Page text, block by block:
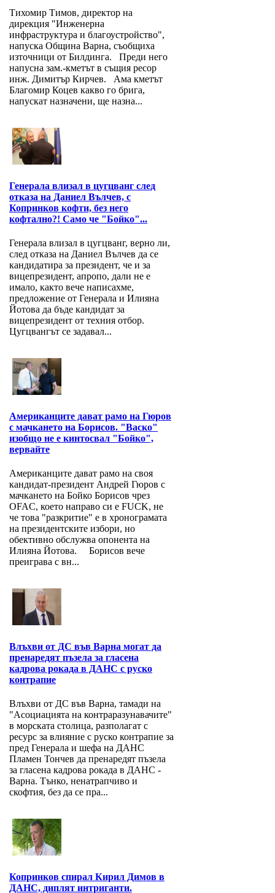
Тихомир Тимов, директор на
дирекция "Инженерна
инфраструктура и благоустройство",
напуска Община Варна, съобщиха
източници от Билдинга. Преди него
напусна зам.-кметът в същия ресор
инж. Димитър Кирчев. Ама кметът
Благомир Коцев какво го брига,
напускат назначени, ще назна...
Генерала влизал в цугцванг след
отказа на Даниел Вълчев, с
Копринков кофти, без него
кофтално?! Само че "Бойко"...
Генерала влизал в цугцванг, верно ли,
след отказа на Даниел Вълчев да се
кандидатира за президент, че и за
вицепрезидент, апропо, дали не е
имало, както вече написахме,
предложение от Генерала и Илияна
Йотова да бъде кандидат за
вицепрезидент от техния отбор.
Цугцвангът се задавал...
Американците дават рамо на Гюров
с мачкането на Борисов. "Васко"
изобщо не е кинтосвал "Бойко",
вервайте
Американците дават рамо на своя
кандидат-президент Андрей Гюров с
мачкането на Бойко Борисов чрез
OFAC, което направо си е FUCK, не
че това "разкритие" е в хронограмата
на президентските избори, но
обективно обслужва опонента на
Илияна Йотова. Борисов вече
преиграва с вн...
Влъхви от ДС във Варна могат да
пренаредят пъзела за гласена
кадрова рокада в ДАНС с руско
контрапие
Влъхви от ДС във Варна, тамади на
"Асоциацията на контраразунавачите"
в морската столица, разполагат с
ресурс за влияние с руско контрапие за
пред Генерала и шефа на ДАНС
Пламен Тончев да пренаредят пъзела
за гласена кадрова рокада в ДАНС -
Варна. Тънко, ненатрапчиво и
скофтия, без да се пра...
Копринков спирал Кирил Димов в
ДАНС, диплят интриганти.